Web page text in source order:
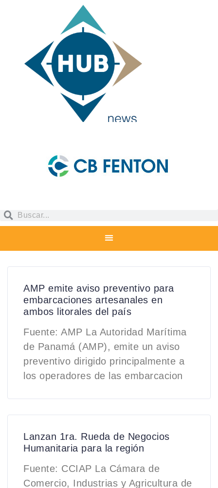
AMP emite aviso preventivo para
embarcaciones artesanales en
ambos litorales del país
Fuente: AMP La Autoridad Marítima
de Panamá (AMP), emite un aviso
preventivo dirigido principalmente a
los operadores de las embarcacion
Lanzan 1ra. Rueda de Negocios
Humanitaria para la región
Fuente: CCIAP La Cámara de
Comercio, Industrias y Agricultura de